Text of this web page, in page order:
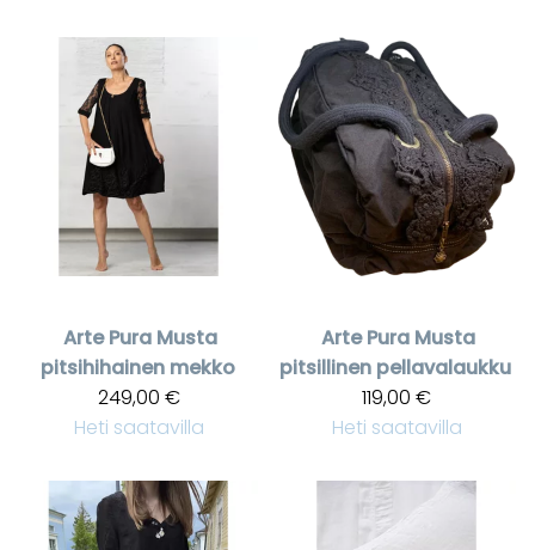
Arte Pura Musta
pitsihihainen mekko
249,00 €
Heti saatavilla
Arte Pura Musta
pitsillinen pellavalaukku
119,00 €
Heti saatavilla